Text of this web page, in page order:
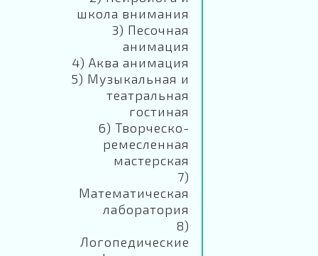
школа внимания
3) Песочная
анимация
4) Аква анимация
5) Музыкальная и
театральная
гостиная
6) Творческо-
ремесленная
мастерская
7)
Математическая
лаборатория
8)
Логопедические